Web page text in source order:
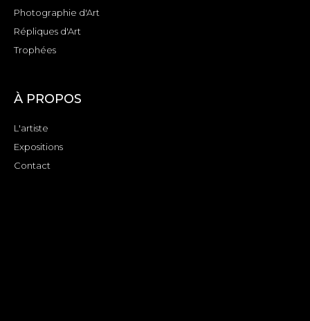
Photographie d'Art
Répliques d'Art
Trophées
À PROPOS
L'artiste
Expositions
Contact